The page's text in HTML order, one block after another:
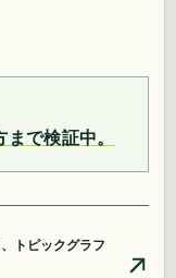
で検証中。
トピックグラフ